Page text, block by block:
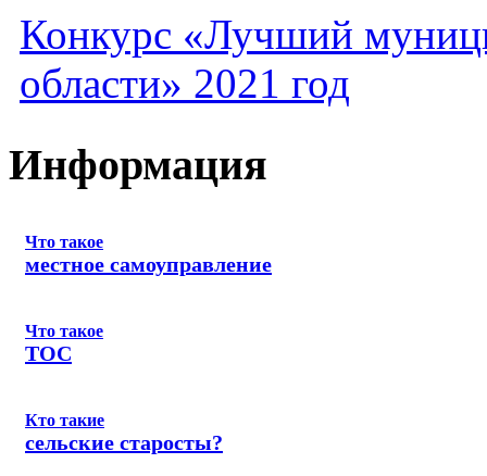
Конкурс «Лучший
области» 2021 год
Информация
Что такое
местное самоуправление
Что такое
ТОС
Кто такие
сельские старосты?